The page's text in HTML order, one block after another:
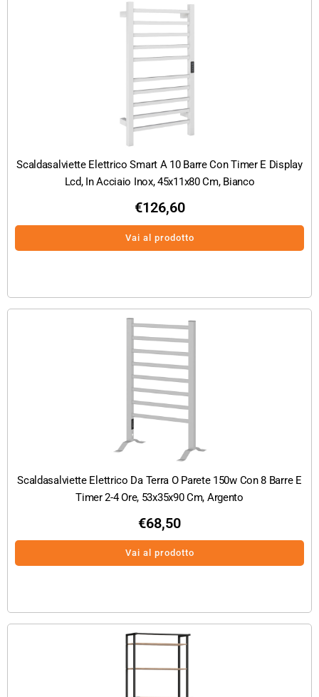
Scaldasalviette Elettrico Smart A 10 Barre Con Timer E Display
Lcd, In Acciaio Inox, 45x11x80 Cm, Bianco
€126,60
Vai al prodotto
Scaldasalviette Elettrico Da Terra O Parete 150w Con 8 Barre E
Timer 2-4 Ore, 53x35x90 Cm, Argento
€68,50
Vai al prodotto